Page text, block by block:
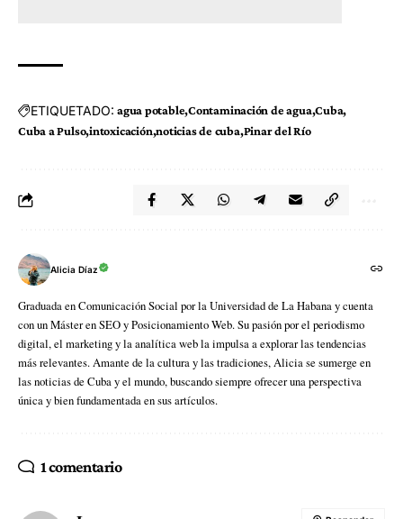
ETIQUETADO: agua potable Contaminación de agua Cuba
Cuba a Pulso intoxicación noticias de cuba Pinar del Río
Alicia Díaz
Graduada en Comunicación Social por la Universidad de La Habana y cuenta
con un Máster en SEO y Posicionamiento Web. Su pasión por el periodismo
digital, el marketing y la analítica web la impulsa a explorar las tendencias
más relevantes. Amante de la cultura y las tradiciones, Alicia se sumerge en
las noticias de Cuba y el mundo, buscando siempre ofrecer una perspectiva
única y bien fundamentada en sus artículos.
1 comentario